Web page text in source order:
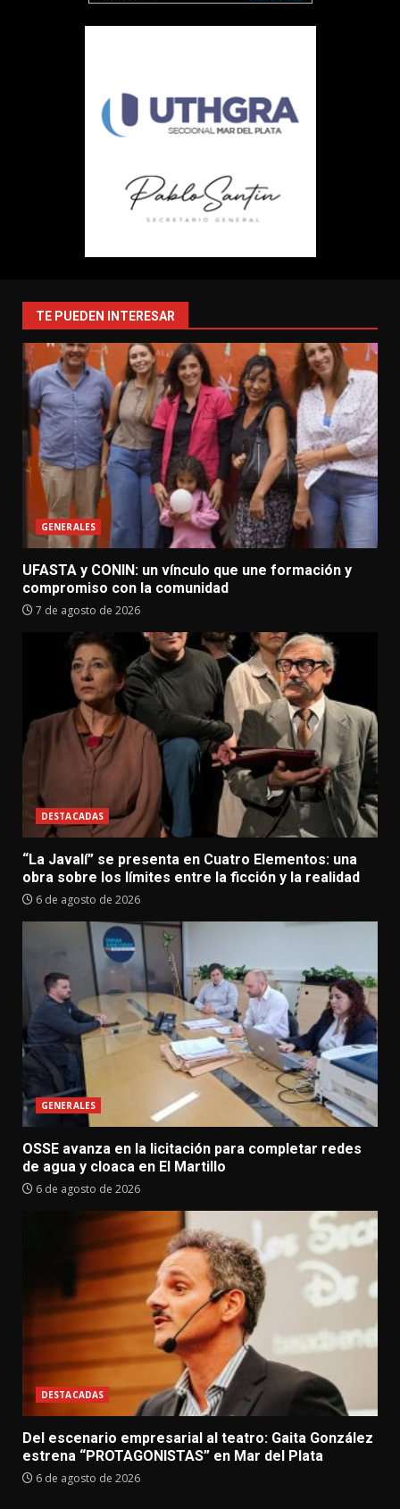
TE PUEDEN INTERESAR
GENERALES
UFASTA y CONIN: un vínculo que une formación y
compromiso con la comunidad
7 de agosto de 2026
DESTACADAS
“La Javalí” se presenta en Cuatro Elementos: una
obra sobre los límites entre la ficción y la realidad
6 de agosto de 2026
GENERALES
OSSE avanza en la licitación para completar redes
de agua y cloaca en El Martillo
6 de agosto de 2026
DESTACADAS
Del escenario empresarial al teatro: Gaita González
estrena “PROTAGONISTAS” en Mar del Plata
6 de agosto de 2026